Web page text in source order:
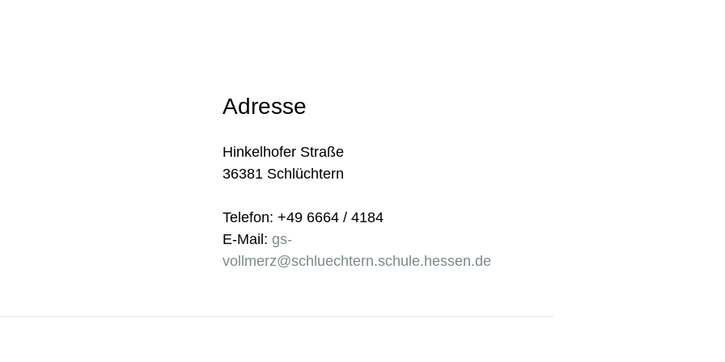
Adresse
Hinkelhofer Straße
36381 Schlüchtern
Telefon: +49 6664 / 4184
E-Mail:gs-
vollmerz@schluechtern.schule.hessen.de